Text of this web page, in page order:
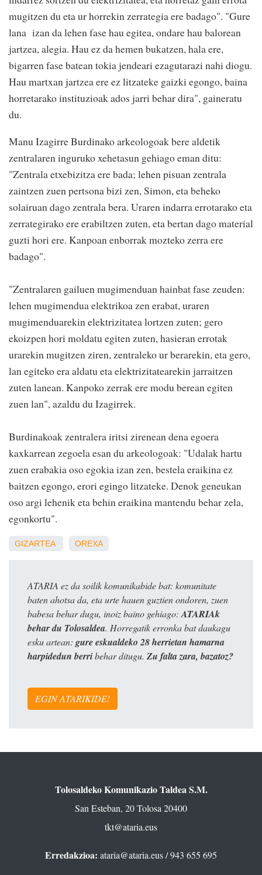
mugitzen du eta ur horrekin zerrategia ere badago". "Gure
lana izan da lehen fase hau egitea, ondare hau balorean
jartzea, alegia. Hau ez da hemen bukatzen, hala ere,
bigarren fase batean tokia jendeari ezagutarazi nahi diogu.
Hau martxan jartzea ere ez litzateke gaizki egongo, baina
horretarako instituzioak ados jarri behar dira", gaineratu
du.
Manu Izagirre Burdinako arkeologoak bere aldetik
zentralaren inguruko xehetasun gehiago eman ditu:
"Zentrala etxebizitza ere bada; lehen pisuan zentrala
zaintzen zuen pertsona bizi zen, Simon, eta beheko
solairuan dago zentrala bera. Uraren indarra errotarako eta
zerrategirako ere erabiltzen zuten, eta bertan dago material
guzti hori ere. Kanpoan enborrak mozteko zerra ere
badago".
"Zentralaren gailuen mugimenduan hainbat fase zeuden:
lehen mugimendua elektrikoa zen erabat, uraren
mugimenduarekin elektrizitatea lortzen zuten; gero
ekoizpen hori moldatu egiten zuten, hasieran errotak
urarekin mugitzen ziren, zentraleko ur berarekin, eta gero,
lan egiteko era aldatu eta elektrizitatearekin jarraitzen
zuten lanean. Kanpoko zerrak ere modu berean egiten
zuen lan", azaldu du Izagirrek.
Burdinakoak zentralera iritsi zirenean dena egoera
kaxkarrean zegoela esan du arkeologoak: "Udalak hartu
zuen erabakia oso egokia izan zen, bestela eraikina ez
baitzen egongo, erori egingo litzateke. Denok geneukan
oso argi lehenik eta behin eraikina mantendu behar zela,
egonkortu".
GIZARTEA OREXA
ATARIA ez da soilik komunikabide bat: komunitate
baten ahotsa da, eta urte hauen guztien ondoren, zuen
babesa behar dugu, inoiz baino gehiago:ATARIAk
behar du Tolosaldea. Horregatik erronka bat daukagu
esku artean: gure eskualdeko 28 herrietan hamarna
harpidedun berribehar ditugu. Zu falta zara, bazatoz?
EGIN ATARIKIDE!
Tolosaldeko Komunikazio Taldea S.M.
San Esteban, 20 Tolosa 20400
tkt@ataria.eus
Erredakzioa: ataria@ataria.eus/ 943 655 695